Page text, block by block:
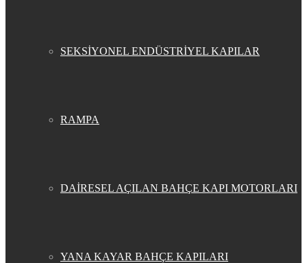
SEKSİYONEL ENDÜSTRİYEL KAPILAR
RAMPA
DAİRESEL AÇILAN BAHÇE KAPI MOTORLARI
YANA KAYAR BAHÇE KAPILARI